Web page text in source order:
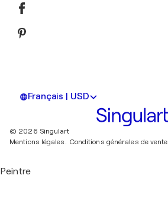
Français | USD
© 2026 Singulart
Mentions légales. Conditions générales de vente
Peintre